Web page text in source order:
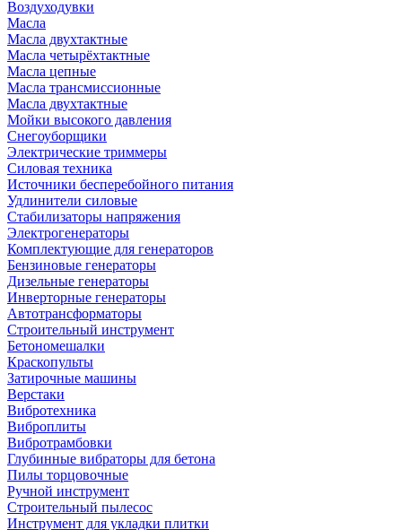
Воздуходувки
Масла
Масла двухтактные
Масла четырёхтактные
Масла цепные
Масла трансмиссионные
Масла двухтактные
Мойки высокого давления
Снегоуборщики
Электрические триммеры
Силовая техника
Источники бесперебойного питания
Удлинители силовые
Стабилизаторы напряжения
Электрогенераторы
Комплектующие для генераторов
Бензиновые генераторы
Дизельные генераторы
Инверторные генераторы
Автотрансформаторы
Строительный инструмент
Бетономешалки
Краскопульты
Затирочные машины
Верстаки
Вибротехника
Виброплиты
Вибротрамбовки
Глубинные вибраторы для бетона
Пилы торцовочные
Ручной инструмент
Строительный пылесос
Инструмент для укладки плитки